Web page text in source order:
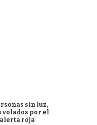
sin luz,
volados por el
roja